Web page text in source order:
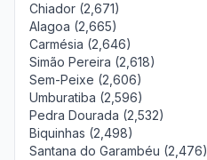
Chiador (2,671)
Alagoa (2,665)
Carmésia (2,646)
Simão Pereira (2,618)
Sem-Peixe (2,606)
Umburatiba (2,596)
Pedra Dourada (2,532)
Biquinhas (2,498)
Santana do Garambéu (2,476)